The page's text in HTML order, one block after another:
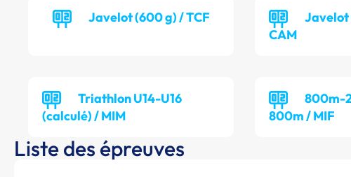
Javelot (600 g) / TCF
Javelot
CAM
Triathlon U14-U16
(calculé) / MIM
800m-
800m / MIF
Liste des épreuves